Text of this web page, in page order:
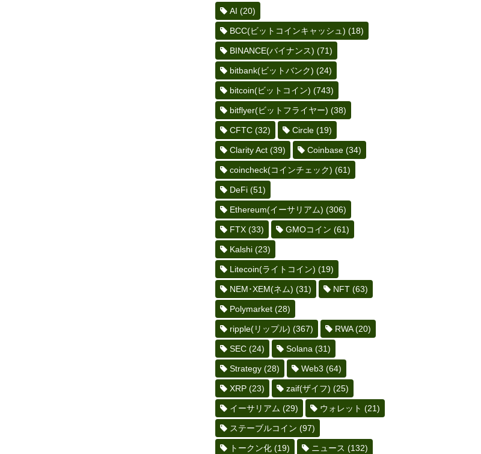
AI (20)
BCC(ビットコインキャッシュ) (18)
BINANCE(バイナンス) (71)
bitbank(ビットバンク) (24)
bitcoin(ビットコイン) (743)
bitflyer(ビットフライヤー) (38)
CFTC (32) Circle (19)
Clarity Act (39) Coinbase (34)
coincheck(コインチェック) (61)
DeFi (51)
Ethereum(イーサリアム) (306)
FTX (33) GMOコイン (61)
Kalshi (23)
Litecoin(ライトコイン) (19)
NEM･XEM(ネム) (31) NFT (63)
Polymarket (28)
ripple(リップル) (367) RWA(20)
SEC (24) Solana (31)
Strategy (28) Web3 (64)
XRP (23) zaif(ザイフ) (25)
イーサリアム (29) ウォレット (21)
ステーブルコイン (97)
トークン化 (19) ニュース (132)